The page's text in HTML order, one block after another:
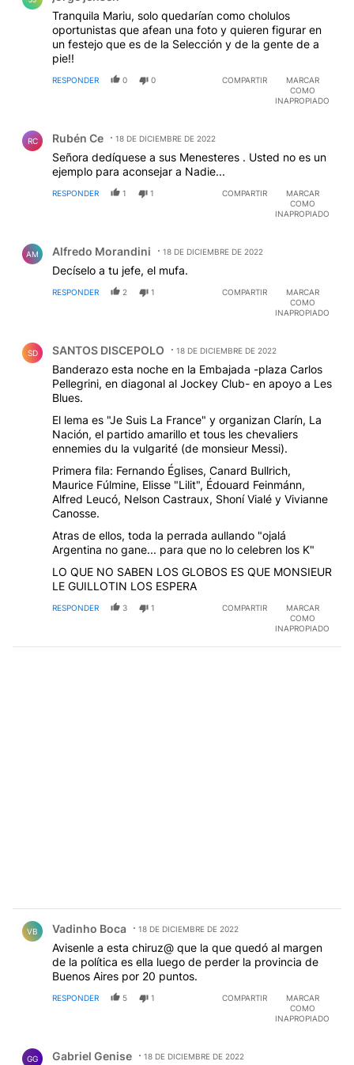
Tranquila Mariu, solo quedarían como cholulos
oportunistas que afean una foto y quieren figurar en
un festejo que es de la Selección y de la gente de a
pie!!
RESPONDER 0 0 COMPARTIR
MARCAR
COMO
INAPROPIADO
RC Rubén Ce 18 DE DICIEMBRE DE 2022
Señora dedíquese a sus Menesteres . Usted no es un
ejemplo para aconsejar a Nadie...
RESPONDER 1 1 COMPARTIR
MARCAR
COMO
INAPROPIADO
AM Alfredo Morandini 18 DE DICIEMBRE DE 2022
Decíselo a tu jefe, el mufa.
RESPONDER 2 1 COMPARTIR
MARCAR
COMO
INAPROPIADO
SD SANTOS DISCEPOLO 18 DE DICIEMBRE DE 2022
Banderazo esta noche en la Embajada -plaza Carlos
Pellegrini, en diagonal al Jockey Club- en apoyo a Les
Blues.
El lema es "Je Suis La France" y organizan Clarín, La
Nación, el partido amarillo et tous les chevaliers
ennemies du la vulgarité (de monsieur Messi).
Primera fila: Fernando Églises, Canard Bullrich,
Maurice Fúlmine, Elisse "Lilit", Édouard Feinmánn,
Alfred Leucó, Nelson Castraux, Shoní Vialé y Vivianne
Canosse.
Atras de ellos, toda la perrada aullando "ojalá
Argentina no gane... para que no lo celebren los K"
LO QUE NO SABEN LOS GLOBOS ES QUE MONSIEUR
LE GUILLOTIN LOS ESPERA
RESPONDER 3 1 COMPARTIR
MARCAR
COMO
INAPROPIADO
VB Vadinho Boca 18 DE DICIEMBRE DE 2022
Avisenle a esta chiruz@ que la que quedó al margen
de la política es ella luego de perder la provincia de
Buenos Aires por 20 puntos.
RESPONDER 5 1 COMPARTIR
MARCAR
COMO
INAPROPIADO
GG Gabriel Genise 18 DE DICIEMBRE DE 2022